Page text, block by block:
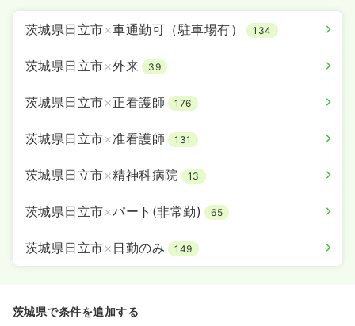
茨城県日立市×車通勤可（駐車場有） 134
茨城県日立市×外来 39
茨城県日立市×正看護師 176
茨城県日立市×准看護師 131
茨城県日立市×精神科病院 13
茨城県日立市×パート(非常勤) 65
茨城県日立市× 日勤のみ 149
茨城県で条件を追加する